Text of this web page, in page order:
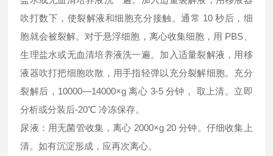
吹打数下，使裂解液和细胞充分接触。通常 10 秒后，细
胞就会被裂解。对于悬浮细胞，离心收集细胞，用 PBS、
生理盐水或无血清培养液洗一遍。加入适量裂解液，用移
液器吹打把细胞吹散，用手指轻弹以充分裂解细胞。充分
裂解后，10000—14000×g 离心 3-5 分钟， 取上清。立即
分析或分装后-20℃ 冷冻保存。
尿液：用无菌管收集，离心 2000×g 20 分钟。仔细收集上
清。如有沉淀形成，应再次离心。